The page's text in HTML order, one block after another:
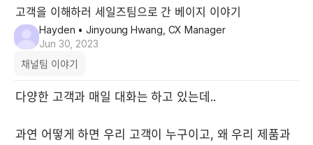
고객을 이해하러 세일즈팀으로 간 베이지 이야기
Hayden • Jinyoung Hwang, CX Manager
Jun 30, 2023
채널팀 이야기
다양한 고객과 매일 대화는 하고 있는데..
과연 어떻게 하면 우리 고객이 누구이고, 왜 우리 제품과